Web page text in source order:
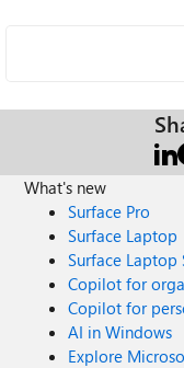
What's new
Surface Pro
Surface Laptop
Surface Laptop
Copilot for
Copilot for
AI in Windows
Explore